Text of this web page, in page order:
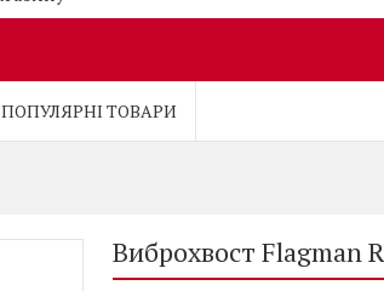
ПОПУЛЯРНІ ТОВАРИ
Виброхвост Flagman